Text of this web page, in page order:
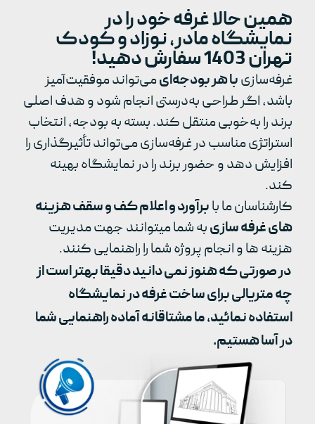
همین حالا غرفه خود را در
نمایشگاه مادر، نوزاد و کودک
تهران 1403 سفارش دهید!
غرفه‌سازیبا هر بودجه‌ایمی‌تواند موفقیت‌آمیز
باشد، اگر طراحی به‌درستی انجام شود و هدف اصلی
برند را به‌خوبی منتقل کند. بسته به بودجه، انتخاب
استراتژی مناسب در غرفه‌سازی می‌تواند تأثیرگذاری را
افزایش دهد و حضور برند را در نمایشگاه بهینه
کند.
کارشناسان ما بابرآورد و اعلام کف و سقف هزینه
های غرفه سازیبه شما میتوانند جهت مدیریت
هزینه ها و انجام پروژه شما را راهنمایی کنند.
در صورتی که هنوز نمی دانید دقیقا بهتر است از
چه متریالی برای ساخت غرفه در نمایشگاه
استفاده نمائید، ما مشتاقانه آماده راهنمایی شما
در آسا هستیم.